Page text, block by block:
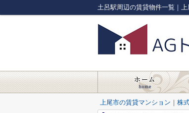
土呂駅周辺の賃貸物件一覧｜
上尾市の賃貸マンション｜株